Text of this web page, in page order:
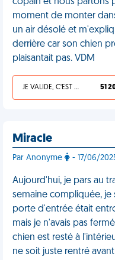
moment de monter
un air désolé et
derrière car son chien
plaisantait pas. VDM
JE VALIDE, C'EST UNE VDM 51
Miracle
Par Anonyme - 17/06/
Aujourd'hui, je pars au
semaine compliquée, je
porte d'entrée était
mais je n'avais pas
chien est resté à
ne soit juste rentré